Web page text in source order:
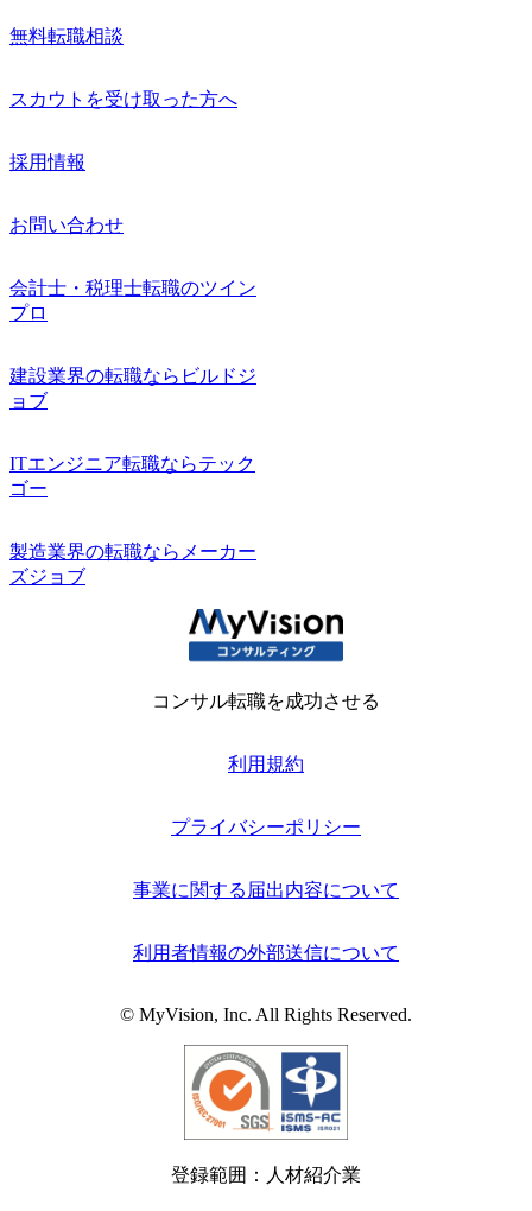
無料転職相談
スカウトを受け取った方へ
採用情報
お問い合わせ
会計士・税理士転職のツイン
プロ
建設業界の転職ならビルドジ
ョブ
ITエンジニア転職ならテック
ゴー
製造業界の転職ならメーカー
ズジョブ
コンサル転職を成功させる
利用規約
プライバシーポリシー
事業に関する届出内容について
利用者情報の外部送信について
© MyVision, Inc. All Rights Reserved.
登録範囲：人材紹介業